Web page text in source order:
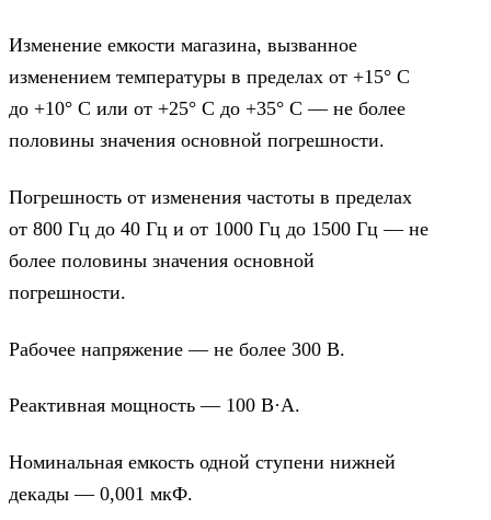
Изменение емкости магазина, вызванное
изменением температуры в пределах от +15° С
до +10° С или от +25° С до +35° С — не более
половины значения основной погрешности.
Погрешность от изменения частоты в пределах
от 800 Гц до 40 Гц и от 1000 Гц до 1500 Гц — не
более половины значения основной
погрешности.
Рабочее напряжение — не более 300 В.
Реактивная мощность — 100 В·А.
Номинальная емкость одной ступени нижней
декады — 0,001 мкФ.